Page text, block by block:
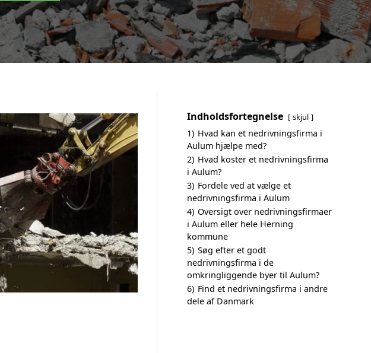
Indholdsfortegnelse skjul
1) Hvad kan et nedrivningsfirma i
Aulum hjælpe med?
2) Hvad koster et nedrivningsfirma
i Aulum?
3) Fordele ved at vælge et
nedrivningsfirma i Aulum
4) Oversigt over nedrivningsfirmaer
i Aulum eller hele Herning
kommune
5) Søg efter et godt
nedrivningsfirma i de
omkringliggende byer til Aulum?
6) Find et nedrivningsfirma i andre
dele af Danmark